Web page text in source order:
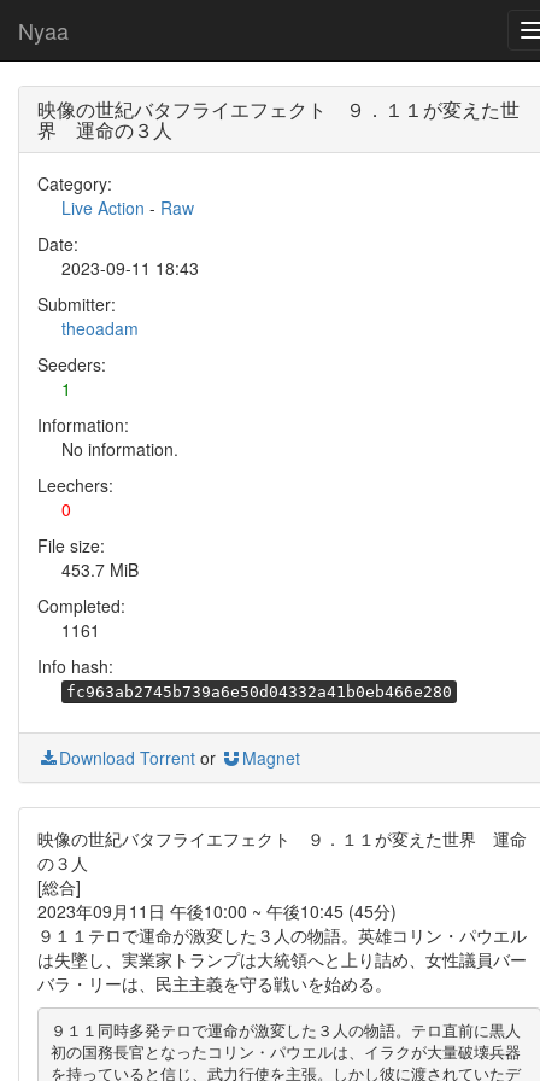
Nyaa
映像の世紀バタフライエフェクト ９．１１が変えた世
界 運命の３人
Category:
Live Action - Raw
Date:
2023-09-11 18:43
Submitter:
theoadam
Seeders:
1
Information:
No information.
Leechers:
0
File size:
453.7 MiB
Completed:
1161
Info hash:
fc963ab2745b739a6e50d04332a41b0eb466e280
Download Torrent or Magnet
映像の世紀バタフライエフェクト ９．１１が変えた世界 運命
の３人
[総合]
2023年09月11日 午後10:00 ~ 午後10:45 (45分)
９１１テロで運命が激変した３人の物語。英雄コリン・パウエル
は失墜し、実業家トランプは大統領へと上り詰め、女性議員バー
バラ・リーは、民主主義を守る戦いを始める。
９１１同時多発テロで運命が激変した３人の物語。テロ直前に黒人
初の国務長官となったコリン・パウエルは、イラクが大量破壊兵器
を持っていると信じ、武力行使を主張。しかし彼に渡されていたデ